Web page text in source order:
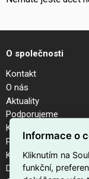
O společnosti
Kontakt
O nás
Aktuality
Podporujeme
Kalendář akcí
Pobočky
Kariéra
Dodavatelé
Informace o
Kliknutím na
funkční,